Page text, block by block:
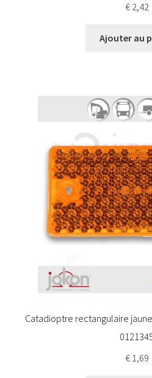
€2,42
Ajouter au
Catadioptre rectangulaire
€1,69